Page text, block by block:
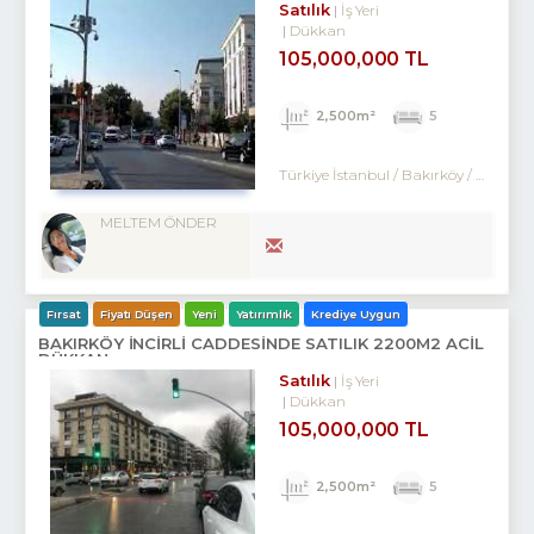
Satılık
İş Yeri
Dükkan
105,000,000 TL
2,500m² 5
Türkiye İstanbul / Bakırköy/ Ataköy
MELTEM ÖNDER
Fırsat Fiyatı Düşen Yeni Yatırımlık Krediye Uygun
BAKIRKÖY İNCİRLİ CADDESINDE SATILIK 2200M2 ACİL
DÜKKAN
Satılık
İş Yeri
Dükkan
105,000,000 TL
2,500m² 5